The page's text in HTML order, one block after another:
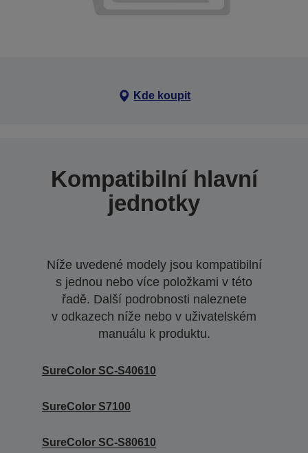
Kde koupit
Kompatibilní hlavní
jednotky
Níže uvedené modely jsou kompatibilní
s jednou nebo více položkami v této
řadě. Další podrobnosti naleznete
v odkazech níže nebo v uživatelském
manuálu k produktu.
SureColor SC-S40610
SureColor S7100
SureColor SC-S80610